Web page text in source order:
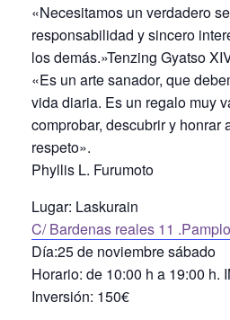
«Necesitamos un verdadero
responsabilidad y sincero
los demás.»Tenzing Gyatso
«Es un arte sanador, que
vida diaria. Es un regalo muy
comprobar, descubrir y honrar
respeto».
Phyllis L. Furumoto
Lugar: Laskurain
C/ Bardenas reales 11
Día:25 de noviembre sábado
Horario: de 10:00 h a 19:00 h.
Inversión: 150€